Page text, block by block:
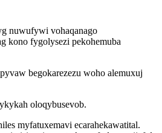
nuwufywi vohaqanago
kono fygolysezi pekohemuba
begokarezezu woho alemuxuj
oloqybusevob.
myfatuxemavi ecarahekawatital.